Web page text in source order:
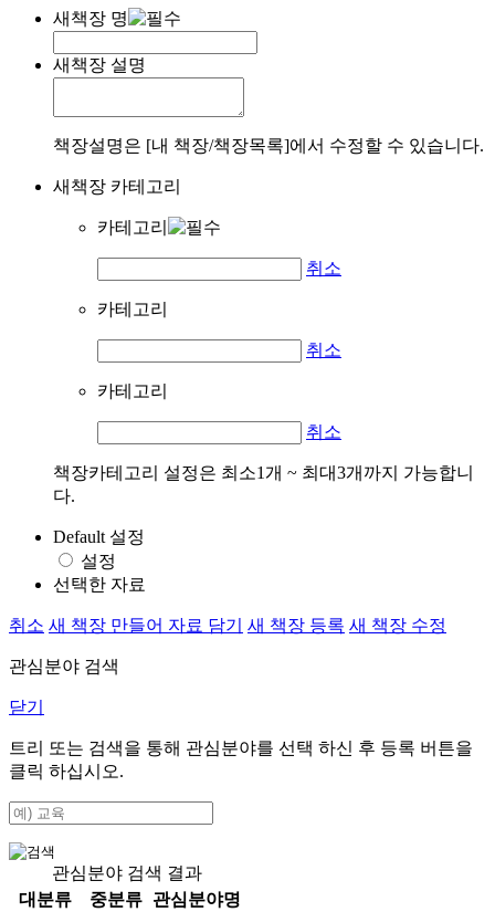
새책장 명
새책장 설명
책장설명은 [내 책장/책장목록]에서 수정할 수 있습니다.
새책장 카테고리
카테고리
취소
카테고리
취소
카테고리
취소
책장카테고리 설정은 최소1개 ~ 최대3개까지 가능합니
다.
Default 설정
설정
선택한 자료
취소 새 책장 만들어 자료 담기 새 책장 등록 새 책장 수정
관심분야 검색
닫기
트리 또는 검색을 통해 관심분야를 선택 하신 후 등록 버튼을
클릭 하십시오.
관심분야 검색 결과
대분류
중분류 관심분야명